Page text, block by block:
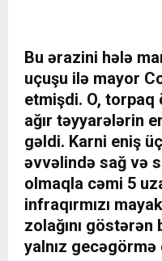
Bu ərazini hələ
uçuşu ilə mayor
etmişdi. O, torpaq
ağır təyyarələrin
gəldi. Karni eniş
əvvəlində sağ və
olmaqla cəmi 5
infraqırmızı
zolağını göstərən
yalnız gecəgörmə